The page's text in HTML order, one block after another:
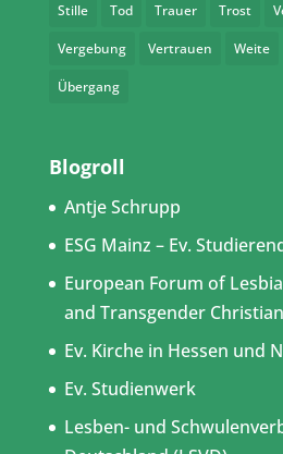
Stille Tod Trauer Trost
Vergebung Vertrauen Weite
Übergang
Blogroll
Antje Schrupp
ESG Mainz – Ev.
European Forum of
and Transgender
Ev. Kirche in Hessen und
Ev. Studienwerk
Lesben- und